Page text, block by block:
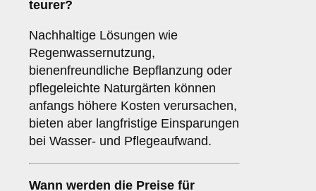
teurer?
Nachhaltige Lösungen wie
Regenwassernutzung,
bienenfreundliche Bepflanzung oder
pflegeleichte Naturgärten können
anfangs höhere Kosten verursachen,
bieten aber langfristige Einsparungen
bei Wasser- und Pflegeaufwand.
Wann werden die Preise für